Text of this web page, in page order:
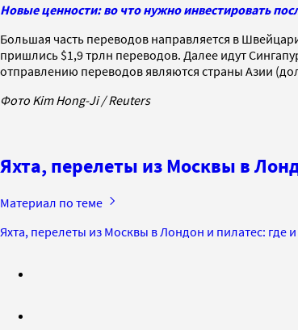
Новые ценности: во что нужно инвестировать
Большая часть переводов направляется в
пришлись $1,9 трлн переводов. Далее идут
отправлению переводов являются страны Азии
Фото Kim Hong-Ji / Reuters
Яхта, перелеты из Москвы в
Материал по теме
Яхта, перелеты из Москвы в Лондон и пилатес: где